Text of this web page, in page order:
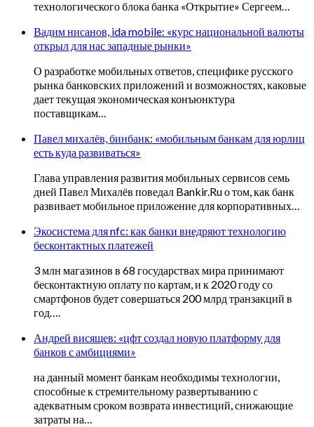
технологического блока банка «Открытие» Сергеем…
Вадим нисанов, ida mobile: «курс национальной валюты
открыл для нас западные рынки»
О разработке мобильных ответов, специфике русского
рынка банковских приложений и возможностях, каковые
дает текущая экономическая конъюнктура
поставщикам…
Павел михалёв, бинбанк: «мобильным банкам для юрлиц
есть куда развиваться»
Глава управления развития мобильных сервисов семь
дней Павел Михалёв поведал Bankir.Ru о том, как банк
развивает мобильное приложение для корпоративных…
Экосистема для nfc: как банки внедряют технологию
бесконтактных платежей
3 млн магазинов в 68 государствах мира принимают
бесконтактную оплату по картам, и к 2020 году со
смартфонов будет совершаться 200 млрд транзакций в
год….
Андрей висящев: «цфт создал новую платформу для
банков с амбициями»
на данный момент банкам необходимы технологии,
способные к стремительному развертыванию с
адекватным сроком возврата инвестиций, снижающие
затраты на…